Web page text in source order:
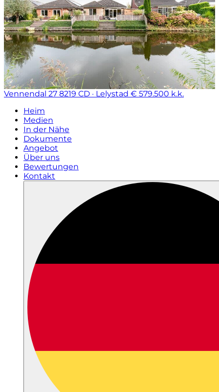
Vennendal 27 8219 CD · Lelystad € 579.500 k.k.
Heim
Medien
In der Nähe
Dokumente
Angebot
Über uns
Bewertungen
Kontakt